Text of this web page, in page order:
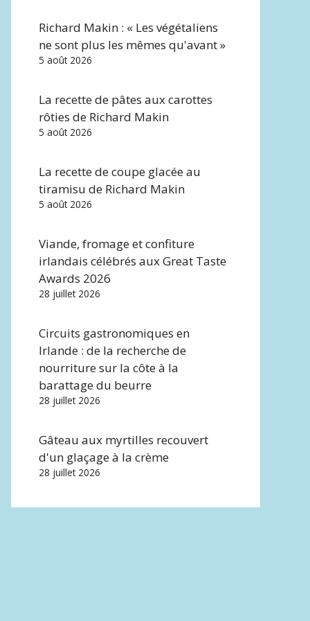
Richard Makin : « Les végétaliens
ne sont plus les mêmes qu'avant »
5 août 2026
La recette de pâtes aux carottes
rôties de Richard Makin
5 août 2026
La recette de coupe glacée au
tiramisu de Richard Makin
5 août 2026
Viande, fromage et confiture
irlandais célébrés aux Great Taste
Awards 2026
28 juillet 2026
Circuits gastronomiques en
Irlande : de la recherche de
nourriture sur la côte à la
barattage du beurre
28 juillet 2026
Gâteau aux myrtilles recouvert
d'un glaçage à la crème
28 juillet 2026